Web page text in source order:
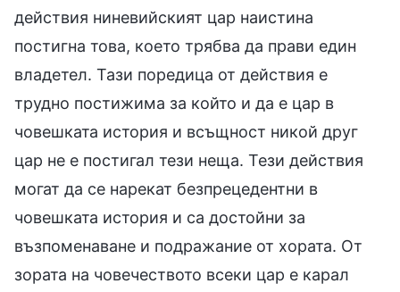
действия ниневийският цар наистина
постигна това, което трябва да прави един
владетел. Тази поредица от действия е
трудно постижима за който и да е цар в
човешката история и всъщност никой друг
цар не е постигал тези неща. Тези действия
могат да се нарекат безпрецедентни в
човешката история и са достойни за
възпоменаване и подражание от хората. От
зората на човечеството всеки цар е карал